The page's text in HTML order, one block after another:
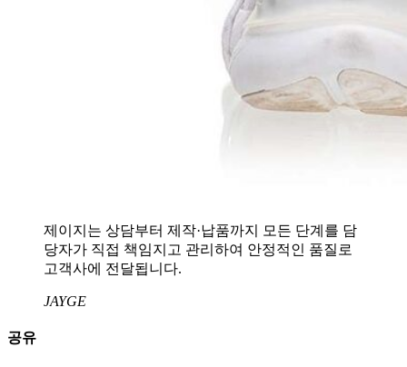
제이지는 상담부터 제작·납품까지 모든 단계를 담
당자가 직접 책임지고 관리하여 안정적인 품질로
고객사에 전달됩니다.
JAYGE
공유